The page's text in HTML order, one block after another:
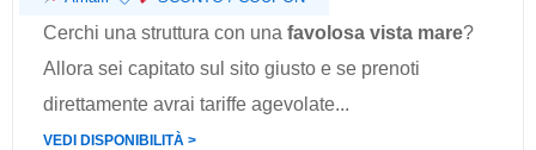
Cerchi una struttura con una favolosa vista mare?
Allora sei capitato sul sito giusto e se prenoti
direttamente avrai tariffe agevolate...
VEDI DISPONIBILITÀ ˃